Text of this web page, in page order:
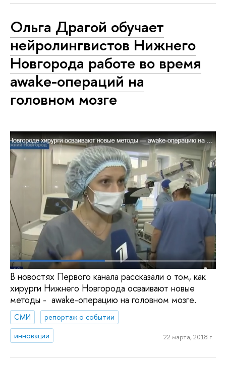
Ольга Драгой обучает
нейролингвистов Нижнего
Новгорода работе во время
awake-операций на
головном мозге
В новостях Первого канала рассказали о том, как
хирурги Нижнего Новгорода осваивают новые
методы - awake-операцию на головном мозге.
СМИ
репортаж о событии
инновации
22 марта, 2018 г.